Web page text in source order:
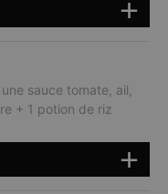
sauce tomate, ail,
+ 1 potion de riz